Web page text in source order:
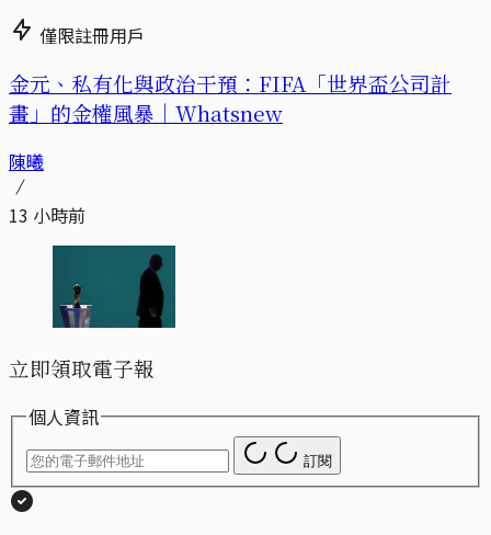
僅限註冊用戶
金元、私有化與政治干預：FIFA「世界盃公司計
畫」的金權風暴｜Whatsnew
陳曦
13 小時前
立即領取電子報
個人資訊
訂閱